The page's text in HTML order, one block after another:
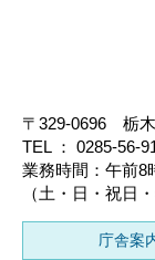
〒329-0696 栃
TEL ： 0285-56-
業務時間：午前8
（土・日・祝日
庁舎案